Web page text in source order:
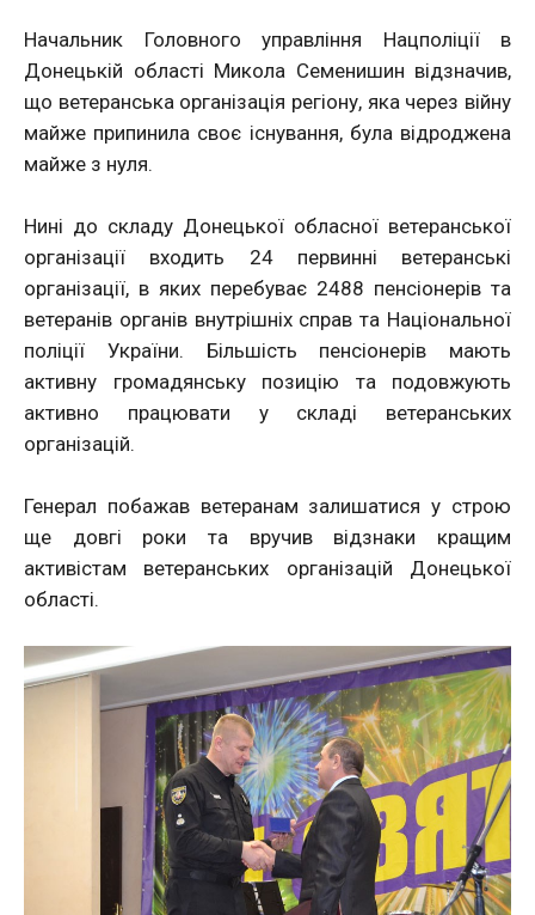
Начальник Головного управління Нацполіції в
Донецькій області Микола Семенишин відзначив,
що ветеранська організація регіону, яка через війну
майже припинила своє існування, була відроджена
майже з нуля.
Нині до складу Донецької обласної ветеранської
організації входить 24 первинні ветеранські
організації, в яких перебуває 2488 пенсіонерів та
ветеранів органів внутрішніх справ та Національної
поліції України. Більшість пенсіонерів мають
активну громадянську позицію та подовжують
активно працювати у складі ветеранських
організацій.
Генерал побажав ветеранам залишатися у строю
ще довгі роки та вручив відзнаки кращим
активістам ветеранських організацій Донецької
області.